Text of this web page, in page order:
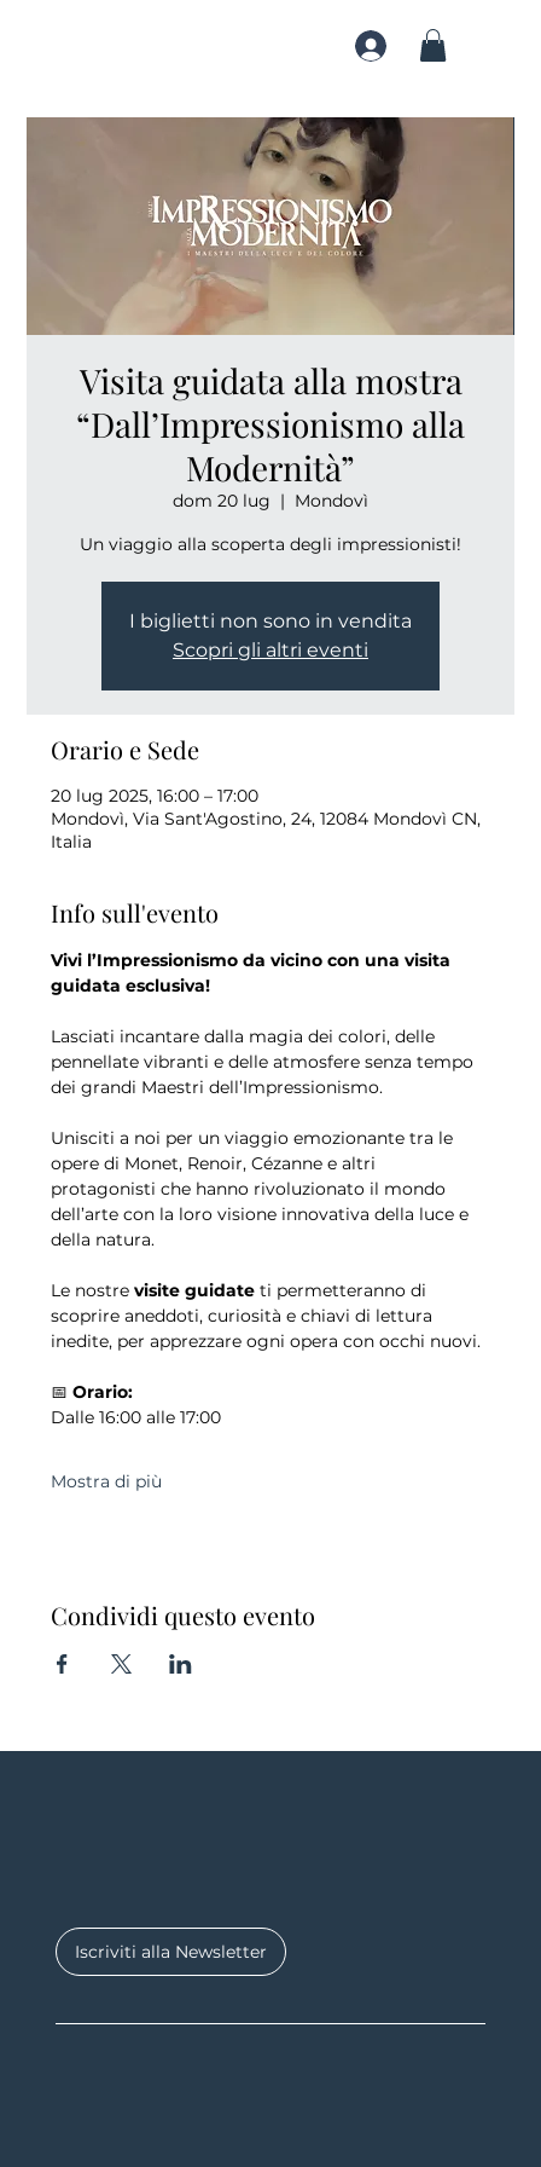
Visita guidata alla mostra
“Dall’Impressionismo alla
Modernità”
dom 20 lug
  |
Mondovì
Un viaggio alla scoperta degli impressionisti!
I biglietti non sono in vendita
Scopri gli altri eventi
Orario e Sede
20 lug 2025, 16:00 – 17:00
Mondovì, Via Sant'Agostino, 24, 12084 Mondovì CN,
Italia
Info sull'evento
Vivi l’Impressionismo da vicino con una visita
guidata esclusiva!
Lasciati incantare dalla magia dei colori, delle
pennellate vibranti e delle atmosfere senza tempo
dei grandi Maestri dell’Impressionismo.
Unisciti a noi per un viaggio emozionante tra le
opere di Monet, Renoir, Cézanne e altri
protagonisti che hanno rivoluzionato il mondo
dell’arte con la loro visione innovativa della luce e
della natura.
Le nostre visite guidate ti permetteranno di
scoprire aneddoti, curiosità e chiavi di lettura
inedite, per apprezzare ogni opera con occhi nuovi.
📅 Orario:
Dalle 16:00 alle 17:00
Mostra di più
Condividi questo evento
Iscriviti alla Newsletter